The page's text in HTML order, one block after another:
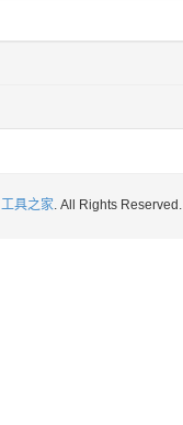
工具之家. All Rights Reserved.